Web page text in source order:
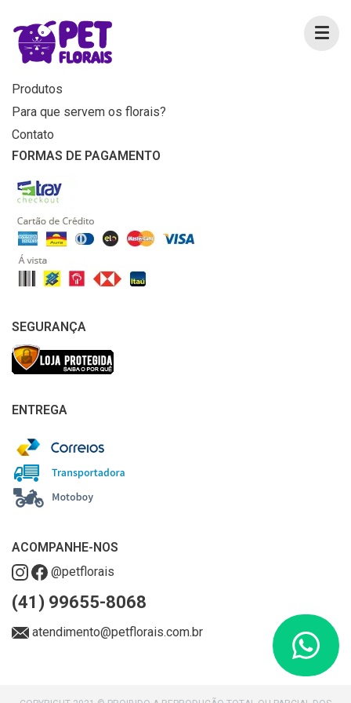
MENU
Home
Produtos
Para que servem os florais?
Contato
FORMAS DE PAGAMENTO
SEGURANÇA
ENTREGA
ACOMPANHE-NOS
@petflorais
(41) 99655-8068
atendimento@petflorais.com.br